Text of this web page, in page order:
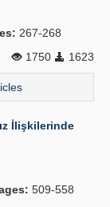
267-268
1750
1623
İlişkilerinde
509-558